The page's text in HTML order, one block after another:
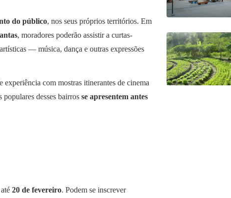
do público, nos seus próprios territórios. Em
, moradores poderão assistir a curtas-
— música, dança e outras expressões
experiência com mostras itinerantes de cinema
populares desses bairros se apresentem antes
20 de fevereiro. Podem se inscrever